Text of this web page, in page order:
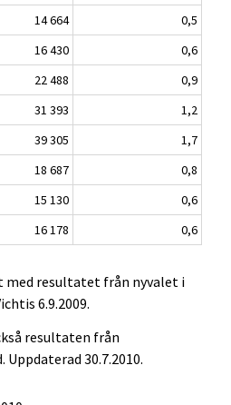
14 664
0,5
16 430
0,6
22 488
0,9
31 393
1,2
39 305
1,7
18 687
0,8
15 130
0,6
16 178 0,6
resultatet från nyvalet i
6.9.2009.
resultaten från
30.7.2010.